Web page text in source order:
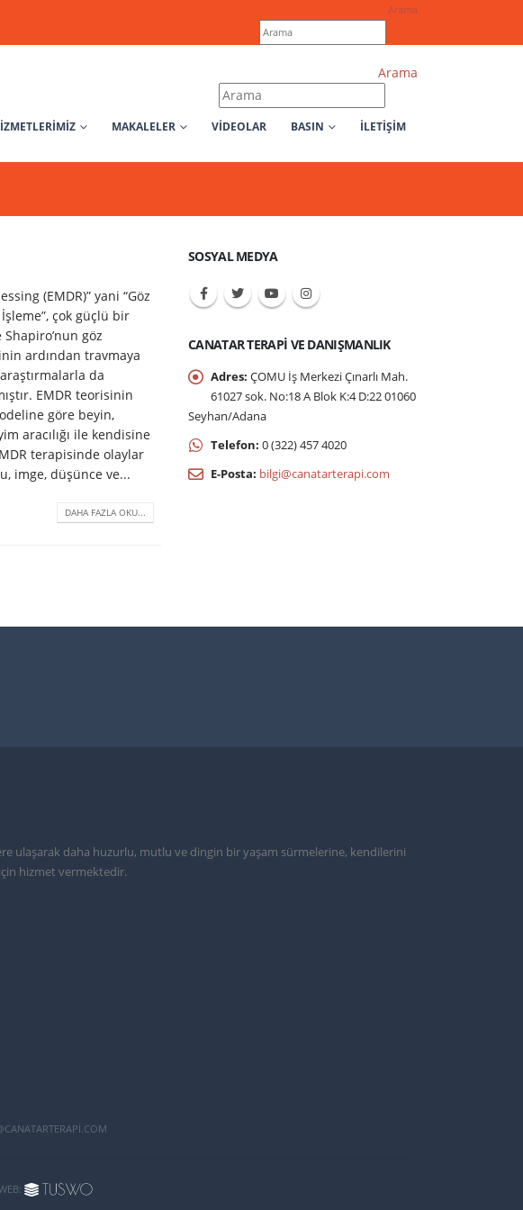
Arama
Arama
MAKALELER VIDEOLAR BASIN İLETİŞİM
(EMDR)” yani “Göz
çok güçlü bir
göz
ardından travmaya
da
EMDR teorisinin
göre beyin,
aracılığı ile kendisine
terapisinde olaylar
imge, düşünce ve...
DAHA FAZLA OKU...
SOSYAL MEDYA
CANATAR TERAPI VE DANIŞMANLIK
Adres: ÇOMU İş Merkezi Çınarlı Mah.
61027 sok. No:18 A Blok K:4 D:22 01060
Seyhan/Adana
Telefon: 0 (322) 457 4020
E-Posta: bilgi@canatarterapi.com
ulaşarak daha huzurlu, mutlu ve dingin bir yaşam sürmelerine, kendilerini
hizmet vermektedir.